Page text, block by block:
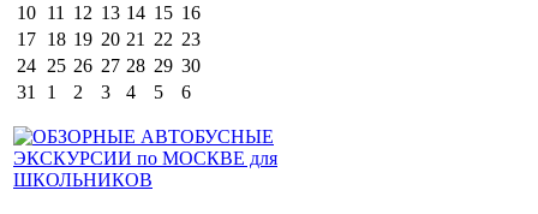
10 11 12 13 14 15 16
17 18 19 20 21 22 23
24 25 26 27 28 29 30
31
1 2 3 4 5 6